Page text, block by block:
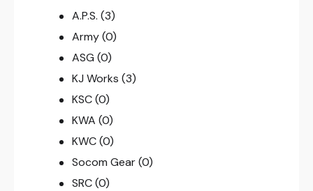
A.P.S. (3)
Army (0)
ASG (0)
KJ Works (3)
KSC (0)
KWA (0)
KWC (0)
Socom Gear (0)
SRC (0)